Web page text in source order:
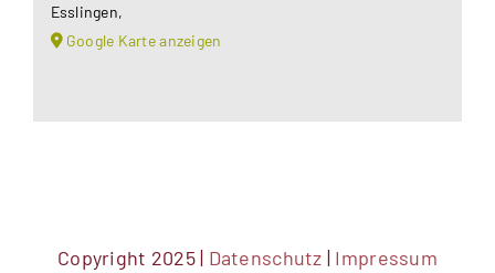
Esslingen,
Google Karte anzeigen
Copyright 2025 | Datenschutz | Impressum